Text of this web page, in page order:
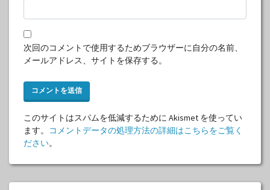
次回のコメントで使用するためブラウザーに自分の名前、
メールアドレス、サイトを保存する。
このサイトはスパムを低減するために Akismet を使ってい
ます。
コメントデータの処理方法の詳細はこちらをご覧く
ださい。